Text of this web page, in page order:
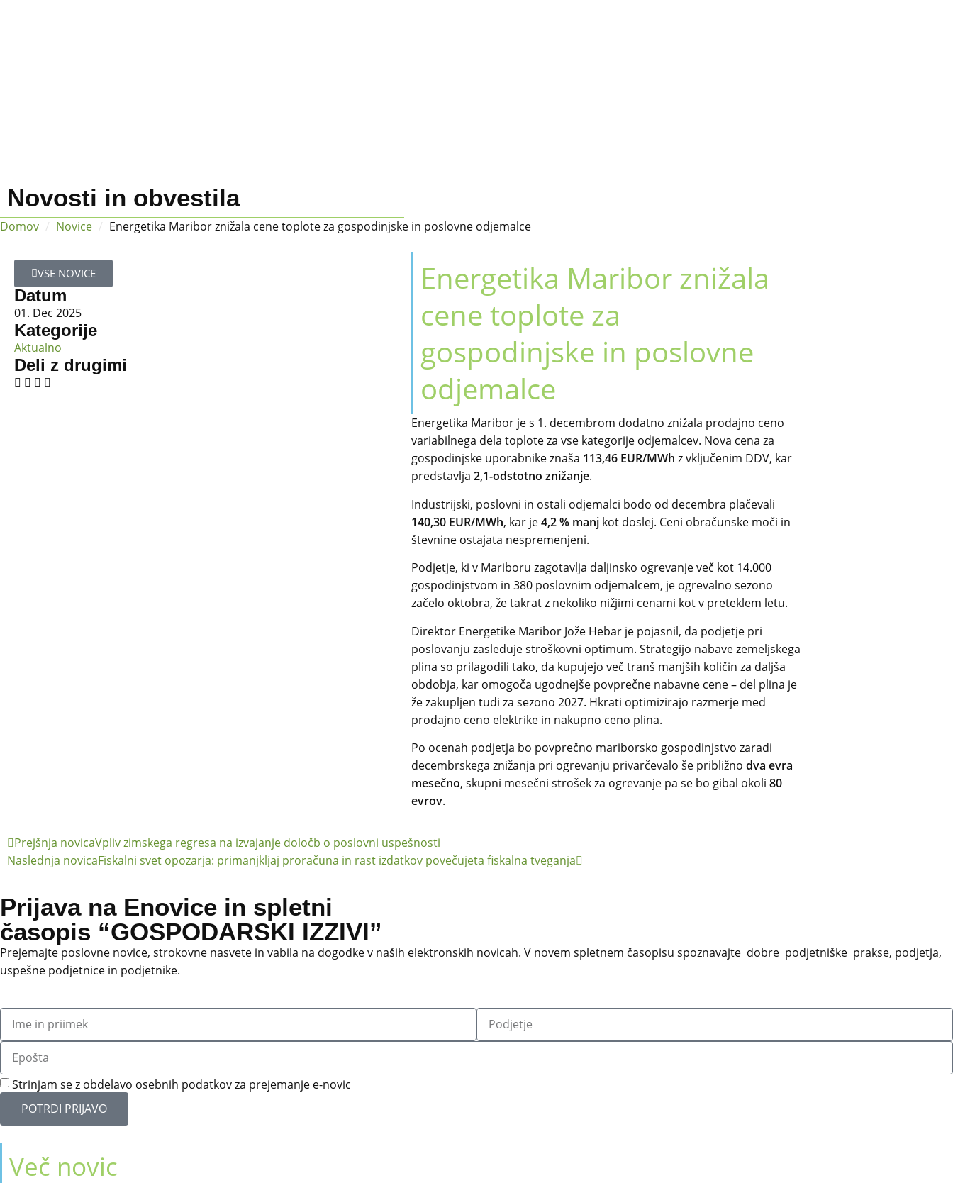
Novosti in obvestila
Domov / Novice / Energetika Maribor znižala cene toplote za gospodinjske in poslovne odjemalce
VSE NOVICE
Datum
01. Dec 2025
Kategorije
Aktualno
Deli z drugimi
Energetika Maribor znižala
cene toplote za
gospodinjske in poslovne
odjemalce
Energetika Maribor je s 1. decembrom dodatno znižala prodajno ceno
variabilnega dela toplote za vse kategorije odjemalcev. Nova cena za
gospodinjske uporabnike znaša 113,46 EUR/MWh z vključenim DDV, kar
predstavlja 2,1-odstotno znižanje.
Industrijski, poslovni in ostali odjemalci bodo od decembra plačevali
140,30 EUR/MWh, kar je4,2 % manj kot doslej. Ceni obračunske moči in
števnine ostajata nespremenjeni.
Podjetje, ki v Mariboru zagotavlja daljinsko ogrevanje več kot 14.000
gospodinjstvom in 380 poslovnim odjemalcem, je ogrevalno sezono
začelo oktobra, že takrat z nekoliko nižjimi cenami kot v preteklem letu.
Direktor Energetike Maribor Jože Hebar je pojasnil, da podjetje pri
poslovanju zasleduje stroškovni optimum. Strategijo nabave zemeljskega
plina so prilagodili tako, da kupujejo več tranš manjših količin za daljša
obdobja, kar omogoča ugodnejše povprečne nabavne cene – del plina je
že zakupljen tudi za sezono 2027. Hkrati optimizirajo razmerje med
prodajno ceno elektrike in nakupno ceno plina.
Po ocenah podjetja bo povprečno mariborsko gospodinjstvo zaradi
decembrskega znižanja pri ogrevanju privarčevalo še približno dva evra
mesečno, skupni mesečni strošek za ogrevanje pa se bo gibal okoli 80
evrov.
Prejšnja novicaVpliv zimskega regresa na izvajanje določb o poslovni uspešnosti
Naslednja novicaFiskalni svet opozarja: primanjkljaj proračuna in rast izdatkov povečujeta fiskalna tveganja
Prijava na Enovice in spletni
časopis “GOSPODARSKI IZZIVI”
Prejemajte poslovne novice, strokovne nasvete in vabila na dogodke v naših elektronskih novicah. V novem spletnem časopisu spoznavajte dobre podjetniške prakse, podjetja,
uspešne podjetnice in podjetnike.
Strinjam se z obdelavo osebnih podatkov za prejemanje e-novic
POTRDI PRIJAVO
Več novic